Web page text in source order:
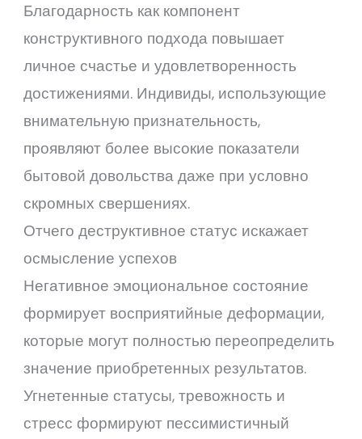
Благодарность как компонент
конструктивного подхода повышает
личное счастье и удовлетворенность
достижениями. Индивиды, использующие
внимательную признательность,
проявляют более высокие показатели
бытовой довольства даже при условно
скромных свершениях.
Отчего деструктивное статус искажает
осмысление успехов
Негативное эмоциональное состояние
формирует восприятийные деформации,
которые могут полностью переопределить
значение приобретенных результатов.
Угнетенные статусы, тревожность и
стресс формируют пессимистичный